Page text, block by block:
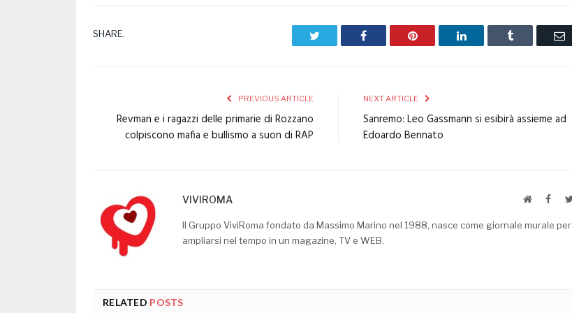
SHARE. Facebook Pinterest LinkedIn Tumblr
PREVIOUS ARTICLE
Revman e i ragazzi delle primarie di Rozzano
colpiscono mafia e bullismo a suon di RAP
NEXT ARTICLE
Sanremo: Leo Gassmann si esibirà assieme ad
Edoardo Bennato
VIVIROMA Website
Il Gruppo ViviRoma fondato da Massimo Marino nel 1988, nasce come giornale murale per
ampliarsi nel tempo in un magazine, TV e WEB.
RELATED POSTS